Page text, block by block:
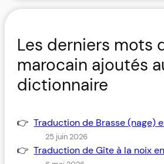
Les derniers mots
marocain ajoutés
dictionnaire
Traduction de Brasse (nage)
25 juin 2026
Traduction de Gîte à la noix